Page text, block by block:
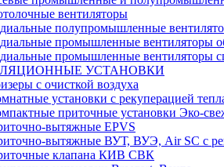
вентиляторы
полупромышленные
промышленные вентиляторы
промышленные вентиляторы
УСТАНОВКИ
с очисткой воздуха
установки с рекуперацией
приточные установки Эко-
вытяжные EPVS
вытяжные ВУТ, ВУЭ, Air SC с
клапана КИВ СВК